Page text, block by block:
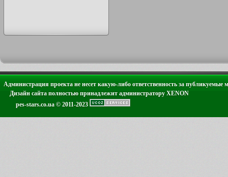
Администрация проекта не несет какую-либо ответственность за публикуемые
Дизайн сайта полностью принадлежит администратору XENON
pes-stars.co.ua © 2011-2023